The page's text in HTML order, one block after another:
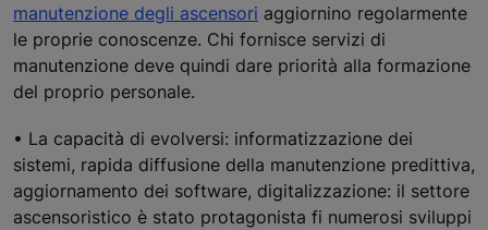
manutenzione degli ascensori aggiornino regolarmente
le proprie conoscenze. Chi fornisce servizi di
manutenzione deve quindi dare priorità alla formazione
del proprio personale.
• La capacità di evolversi: informatizzazione dei
sistemi, rapida diffusione della manutenzione predittiva,
aggiornamento dei software, digitalizzazione: il settore
ascensoristico è stato protagonista fi numerosi sviluppi